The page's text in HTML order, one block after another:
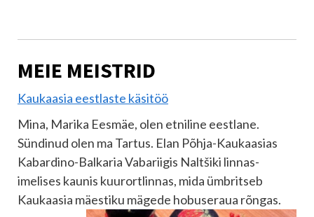
MEIE MEISTRID
Kaukaasia eestlaste käsitöö
Mina, Marika Eesmäe, olen etniline eestlane.
Sündinud olen ma Tartus. Elan Põhja-Kaukaasias
Kabardino-Balkaria Vabariigis Naltšiki linnas-
imelises kaunis kuurortlinnas, mida ümbritseb
Kaukaasia mäestiku mägede hobuseraua rõngas.